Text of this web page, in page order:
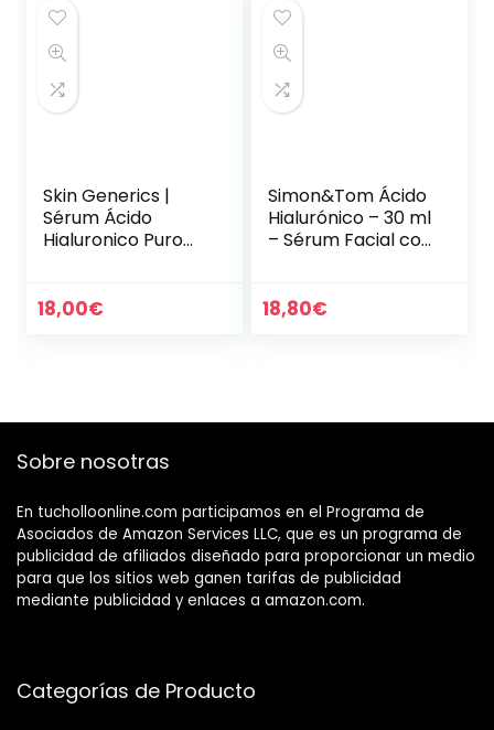
Skin Generics |
Sérum Ácido
Hialuronico Puro
Hidratante que
18,00€
Simon&Tom Ácido
Hialurónico – 30 ml
– Sérum Facial con
Células Madres de
18,80€
Sobre nosotras
En tucholloonline.com participamos en el Programa de
Asociados de Amazon Services LLC, que es un programa de
publicidad de afiliados diseñado para proporcionar un medio
para que los sitios web ganen tarifas de publicidad
mediante publicidad y enlaces a amazon.com.
Categorías de Producto